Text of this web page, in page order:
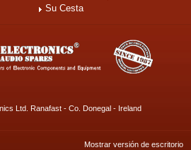
Su Cesta
Ltd. Ranafast - Co. Donegal - Ireland
Mostrar versión de escritorio